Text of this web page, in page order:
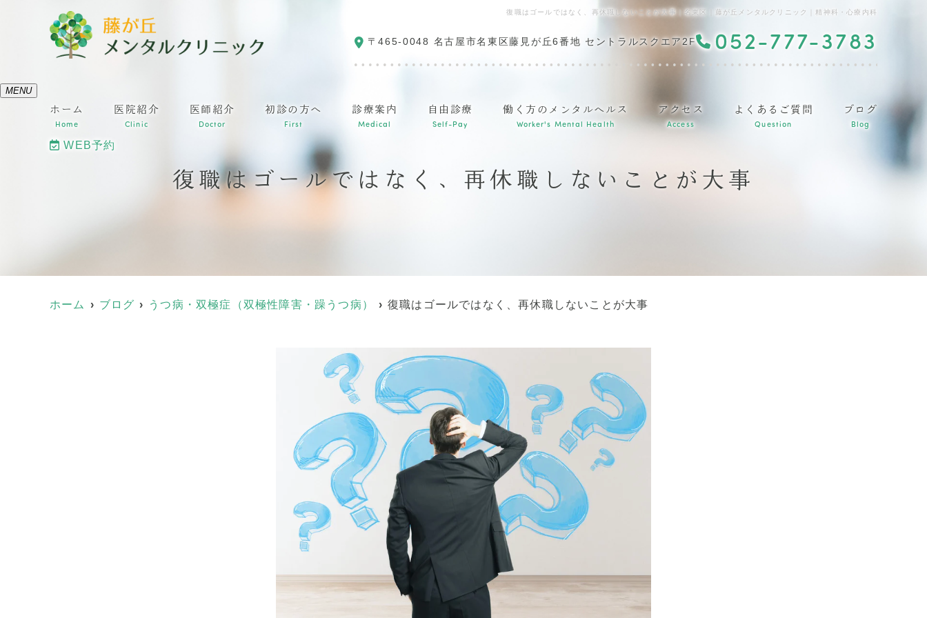
復職はゴールではなく、再休職しないことが大事｜名東区｜藤が丘メンタルクリニック｜精神科・心療内科
〒465-0048 名古屋市名東区藤見が丘6番地 セントラルスクエア2F 052-777-3783
MENU
ホーム
Home
医院紹介
Clinic
医師紹介
Doctor
初診の方へ
First
診療案内
Medical
自由診療
Self-Pay
働く方のメンタルヘルス
Worker's Mental Health
アクセス
Access
よくあるご質問
Question
ブログ
Blog
WEB予約
復職はゴールではなく、再休職しないことが大事
ホーム ブログ うつ病・双極症（双極性障害・躁うつ病） 復職はゴールではなく、再休職しないことが大事